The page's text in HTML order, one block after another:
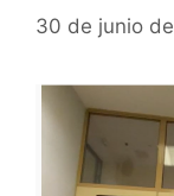
30 de junio